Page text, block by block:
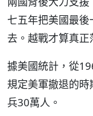
七五年把美國最
去。越戰才算真正
據美國統計，從
規定美軍撤退的
兵30萬人。